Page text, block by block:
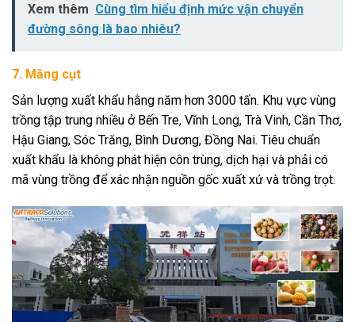
Xem thêm Cùng tìm hiểu định mức vận chuyển
đường sông là bao nhiêu?
7. Măng cụt
Sản lượng xuất khẩu hằng năm hơn 3000 tấn. Khu vực vùng
trồng tập trung nhiều ở Bến Tre, Vĩnh Long, Trà Vinh, Cần Thơ,
Hậu Giang, Sóc Trăng, Bình Dương, Đồng Nai. Tiêu chuẩn
xuất khẩu là không phát hiện côn trùng, dịch hại và phải có
mã vùng trồng để xác nhận nguồn gốc xuất xứ và trồng trọt.